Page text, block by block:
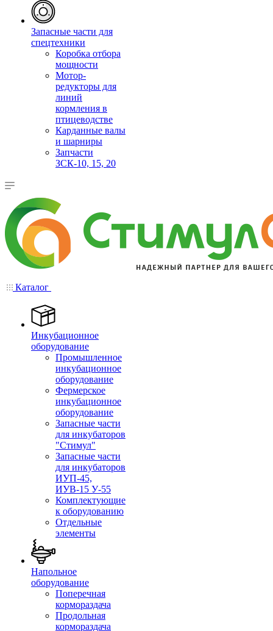
Запасные части для
спецтехники
Коробка отбора
мощности
Мотор-
редукторы для
линий
кормления в
птицеводстве
Карданные валы
и шарниры
Запчасти
ЗСК-10, 15, 20
Каталог
Инкубационное
оборудование
Промышленное
инкубационное
оборудование
Фермерское
инкубационное
оборудование
Запасные части
для инкубаторов
"Стимул"
Запасные части
для инкубаторов
ИУП-45,
ИУВ-15 У-55
Комплектующие
к оборудованию
Отдельные
элементы
Напольное
оборудование
Поперечная
кормораздача
Продольная
кормораздача